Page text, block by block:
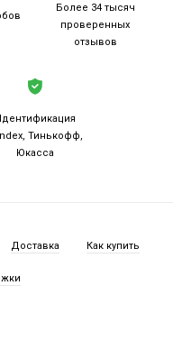
Более 34 тысяч
проверенных
отзывов
Тинькофф,
Юкасса
Доставка Как купить